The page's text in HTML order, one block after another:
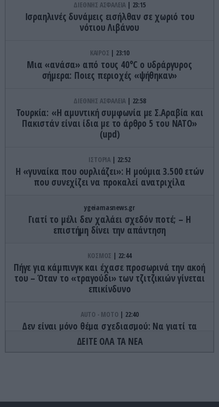
ΔΙΕΘΝΗΣ ΑΣΦΑΛΕΙΑ 23:15
Ισραηλινές δυνάμεις εισήλθαν σε χωριό του
νότιου Λιβάνου
ΚΑΙΡΟΣ 23:10
Μια «ανάσα» από τους 40°C ο υδράργυρος
σήμερα: Ποιες περιοχές «ψήθηκαν»
ΔΙΕΘΝΗΣ ΑΣΦΑΛΕΙΑ 22:58
Τουρκία: «Η αμυντική συμφωνία με Σ.Αραβία και
Πακιστάν είναι ίδια με το άρθρο 5 του ΝΑΤΟ»
(upd)
ΙΣΤΟΡΙΑ 22:52
Η «γυναίκα που ουρλιάζει»: Η μούμια 3.500 ετών
που συνεχίζει να προκαλεί ανατριχίλα
ygeiamasnews.gr
Γιατί το μέλι δεν χαλάει σχεδόν ποτέ; – Η
επιστήμη δίνει την απάντηση
ΚΟΣΜΟΣ 22:44
Πήγε για κάμπινγκ και έχασε προσωρινά την ακοή
του – Όταν το «τραγούδι» των τζιτζικιών γίνεται
επικίνδυνο
AUTO - MOTO 22:40
Δεν είναι μόνο θέμα σχεδιασμού: Να γιατί τα
πίσω φώτα των αυτοκινήτων έχουν κόκκινο
χρώμα
ΔΕΙΤΕ ΟΛΑ ΤΑ ΝΕΑ